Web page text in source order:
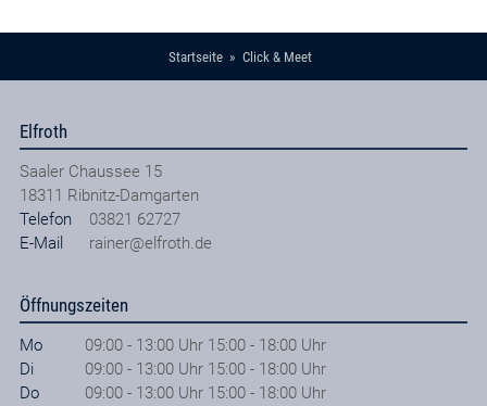
Startseite Click & Meet
Elfroth
Saaler Chaussee 15
18311 Ribnitz-Damgarten
Telefon
03821 62727
E-Mail
rainer@elfroth.de
Öffnungszeiten
Mo
09:00 - 13:00 Uhr 15:00 - 18:00 Uhr
Di
09:00 - 13:00 Uhr 15:00 - 18:00 Uhr
Do
09:00 - 13:00 Uhr 15:00 - 18:00 Uhr